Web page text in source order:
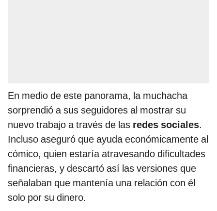
En medio de este panorama, la muchacha
sorprendió a sus seguidores al mostrar su
nuevo trabajo a través de las redes sociales.
Incluso aseguró que ayuda económicamente al
cómico, quien estaría atravesando dificultades
financieras, y descartó así las versiones que
señalaban que mantenía una relación con él
solo por su dinero.